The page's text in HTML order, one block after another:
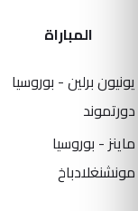
المباراة
يونيون برلين - بوروسيا
دورتموند
ماينز - بوروسيا
مونشنغلادباخ